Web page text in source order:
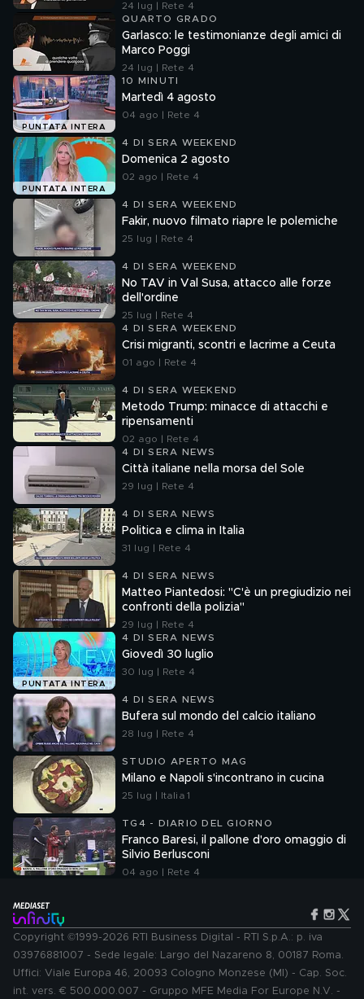
24 lug | Rete 4
QUARTO GRADO
Garlasco: le testimonianze degli amici di
Marco Poggi
24 lug | Rete 4
PUNTATA INTERA
10 MINUTI
Martedì 4 agosto
04 ago | Rete 4
PUNTATA INTERA
4 DI SERA WEEKEND
Domenica 2 agosto
02 ago | Rete 4
4 DI SERA WEEKEND
Fakir, nuovo filmato riapre le polemiche
25 lug | Rete 4
4 DI SERA WEEKEND
No TAV in Val Susa, attacco alle forze
dell'ordine
25 lug | Rete 4
4 DI SERA WEEKEND
Crisi migranti, scontri e lacrime a Ceuta
01 ago | Rete 4
4 DI SERA WEEKEND
Metodo Trump: minacce di attacchi e
ripensamenti
02 ago | Rete 4
4 DI SERA NEWS
Città italiane nella morsa del Sole
29 lug | Rete 4
4 DI SERA NEWS
Politica e clima in Italia
31 lug | Rete 4
4 DI SERA NEWS
Matteo Piantedosi: "C'è un pregiudizio nei
confronti della polizia"
29 lug | Rete 4
PUNTATA INTERA
4 DI SERA NEWS
Giovedì 30 luglio
30 lug | Rete 4
4 DI SERA NEWS
Bufera sul mondo del calcio italiano
28 lug | Rete 4
STUDIO APERTO MAG
Milano e Napoli s'incontrano in cucina
25 lug | Italia 1
TG4 - DIARIO DEL GIORNO
Franco Baresi, il pallone d'oro omaggio di
Silvio Berlusconi
04 ago | Rete 4
Copyright ©1999-2026 RTI Business Digital - RTI S.p.A.: p. iva
03976881007 - Sede legale: Largo del Nazareno 8, 00187 Roma.
Uffici: Viale Europa 46, 20093 Cologno Monzese (MI) - Cap. Soc.
int. vers. € 500.000.007 - Gruppo MFE Media For Europe N.V. -